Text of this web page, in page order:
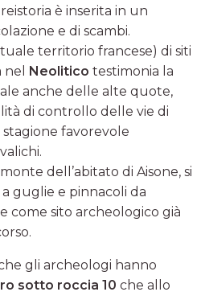
è inserita in un
e di scambi.
territorio francese) di siti
Neolitico testimonia la
anche delle alte quote,
di controllo delle vie di
favorevole
dell’abitato di Aisone, si
guglie e pinnacoli da
come sito archeologico già
gli archeologi hanno
sotto roccia 10 che allo